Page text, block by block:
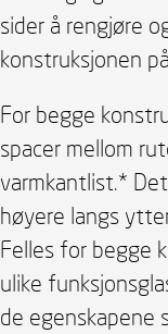
sider å rengjøre
konstruksjonen
For begge
spacer mellom
varmkantlist.*
høyere langs
Felles for begge
ulike
de egenskapene